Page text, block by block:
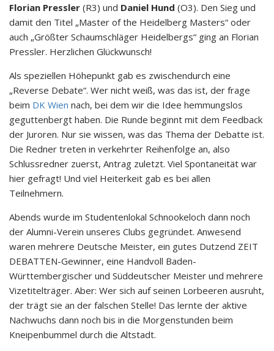
Florian Pressler (R3) und Daniel Hund (O3). Den Sieg und
damit den Titel „Master of the Heidelberg Masters“ oder
auch „Größter Schaumschläger Heidelbergs“ ging an Florian
Pressler. Herzlichen Glückwunsch!
Als speziellen Höhepunkt gab es zwischendurch eine
„Reverse Debate“. Wer nicht weiß, was das ist, der frage
beim DK Wien nach, bei dem wir die Idee hemmungslos
geguttenbergt haben. Die Runde beginnt mit dem Feedback
der Juroren. Nur sie wissen, was das Thema der Debatte ist.
Die Redner treten in verkehrter Reihenfolge an, also
Schlussredner zuerst, Antrag zuletzt. Viel Spontaneität war
hier gefragt! Und viel Heiterkeit gab es bei allen
Teilnehmern.
Abends wurde im Studentenlokal Schnookeloch dann noch
der Alumni-Verein unseres Clubs gegründet. Anwesend
waren mehrere Deutsche Meister, ein gutes Dutzend ZEIT
DEBATTEN-Gewinner, eine Handvoll Baden-
Württembergischer und Süddeutscher Meister und mehrere
Vizetitelträger. Aber: Wer sich auf seinen Lorbeeren ausruht,
der trägt sie an der falschen Stelle! Das lernte der aktive
Nachwuchs dann noch bis in die Morgenstunden beim
Kneipenbummel durch die Altstadt.